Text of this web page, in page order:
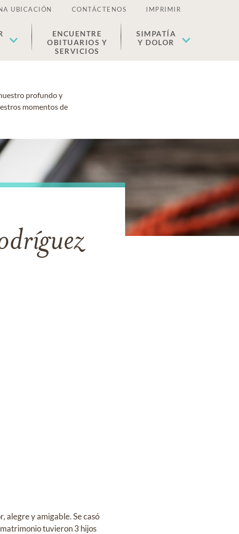
UBICACIÓN CONTÁCTENOS IMPRIMIR
ENCUENTRE
OBITUARIOS Y
SERVICIOS
SIMPATÍA
Y DOLOR
profundo y
momentos de
y amigable. Se casó
tuvieron 3 hijos